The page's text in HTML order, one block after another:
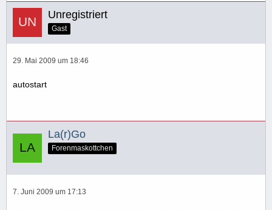
Unregistriert
Gast
29. Mai 2009 um 18:46
autostart
La(r)Go
Forenmaskottchen
7. Juni 2009 um 17:13